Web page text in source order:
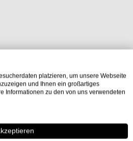
platzieren, um unsere Webseite
und Ihnen ein großartiges
Informationen zu den von uns verwendeten